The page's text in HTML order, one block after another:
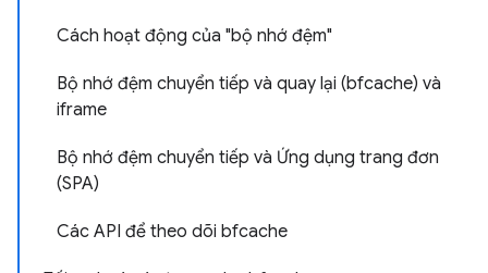
Cách hoạt động của "bộ nhớ đệm"
Bộ nhớ đệm chuyển tiếp và quay lại (bfcache) và
iframe
Bộ nhớ đệm chuyển tiếp và Ứng dụng trang đơn
(SPA)
Các API để theo dõi bfcache